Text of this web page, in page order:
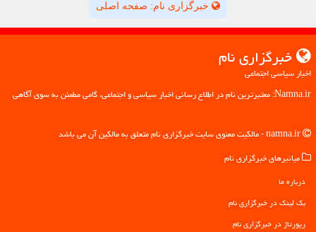
خبرگزاری نام: صفحه اصلی
خبرگزاری نام
اخبار سیاسی اجتماعی
Namna.ir: معتبرترین نام در اطلاع رسانی اخبار سیاسی و اجتماعی، گامی مطمئن به سوی آگاهی
میانبرهای خبرگزاری نام
درباره ما
بک لینک در خبرگزاری نام
رپورتاژ در خبرگزاری نام